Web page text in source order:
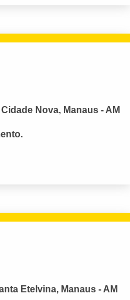
Nova, Manaus - AM
Etelvina, Manaus - AM